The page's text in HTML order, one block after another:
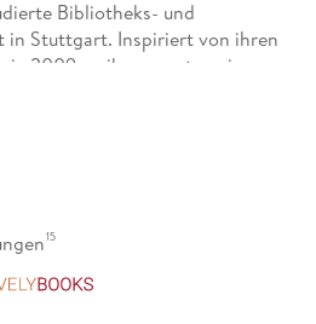
Bibliotheks- und
in Stuttgart. Inspiriert von ihren
2009 an ihrem ersten eigenen
15